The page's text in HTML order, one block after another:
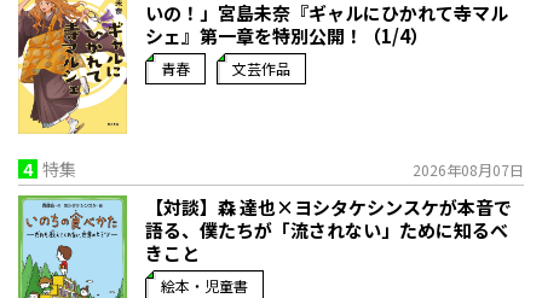
いの！」宮島未奈『ギャルにひかれて寺マル
シェ』第一章を特別公開！（1/4）
青春 文芸作品
4 特集 2026年08月07日
【対談】森 達也×ヨシタケシンスケが本音で
語る、僕たちが「流されない」ために知るべ
きこと
絵本・児童書